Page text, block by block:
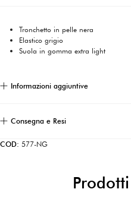
COD: 577-NG
Tronchetto in pelle nera
Elastico grigio
Suola in gomma extra light
Informazioni aggiuntive
Consegna e Resi